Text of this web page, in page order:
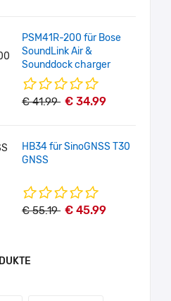
PSM41R-200 für Bose
SoundLink Air &
Sounddock charger
€ 41.99 € 34.99
HB34 für SinoGNSS T30
GNSS
€ 55.19 € 45.99